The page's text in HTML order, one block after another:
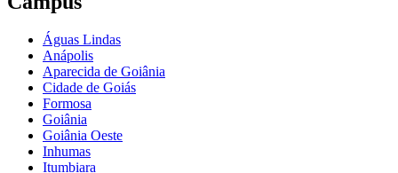
Águas Lindas
Anápolis
Aparecida de Goiânia
Cidade de Goiás
Formosa
Goiânia
Goiânia Oeste
Inhumas
Itumbiara